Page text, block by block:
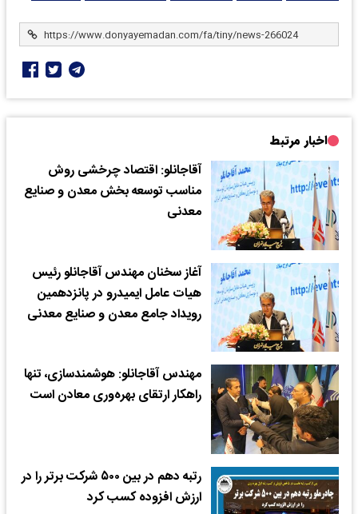
اخبار مرتبط
آقاجانلو: اقتصاد چرخشی روش
مناسب توسعه بخش معدن و صنایع
معدنی
آغاز سخنان مهندس آقاجانلو رئیس
هیات عامل ایمیدرو در پانزدهمین
رویداد جامع معدن و صنایع معدنی
مهندس آقاجانلو: هوشمندسازی، تنها
راهکار ارتقای بهره‌وری معادن است
رتبه دهم در بین ۵۰۰ شرکت برتر را در
ارزش افزوده کسب کرد